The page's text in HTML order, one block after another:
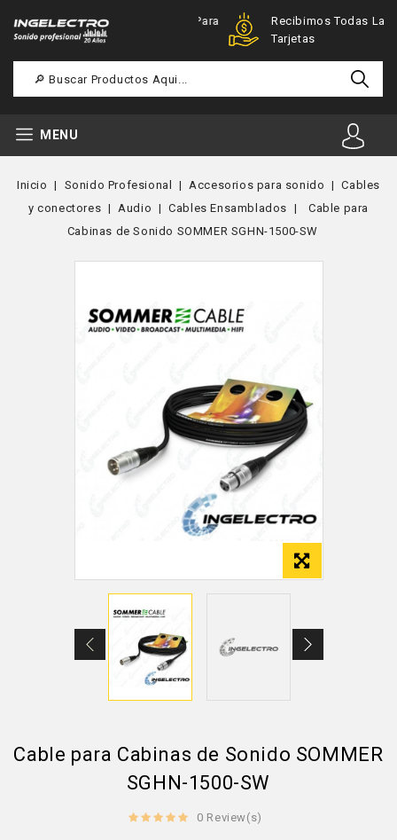
Ofertas Especiales Para
Registrados
Recibimos Todas Las
Tarjetas
MENU
Inicio Sonido Profesional Accesorios para sonido
Cables
y conectores
Audio Cables Ensamblados
Cable para
Cabinas de Sonido SOMMER SGHN-1500-SW
Cable para Cabinas de Sonido SOMMER
SGHN-1500-SW
0 Review(s)